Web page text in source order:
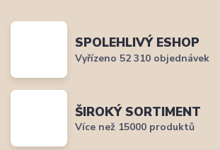
SPOLEHLIVÝ ESHOP
Vyřízeno 52 310 objednávek
ŠIROKÝ SORTIMENT
Více než 15000 produktů